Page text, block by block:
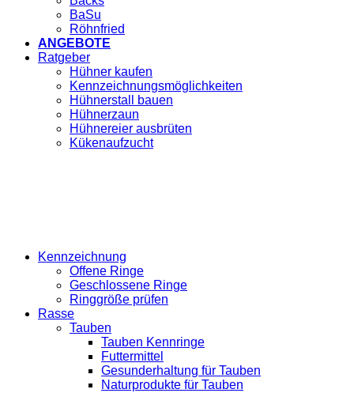
BaSu
Röhnfried
ANGEBOTE
Ratgeber
Hühner kaufen
Kennzeichnungsmöglichkeiten
Hühnerstall bauen
Hühnerzaun
Hühnereier ausbrüten
Kükenaufzucht
Kennzeichnung
Offene Ringe
Geschlossene Ringe
Ringgröße prüfen
Rasse
Tauben
Tauben Kennringe
Futtermittel
Gesunderhaltung für Tauben
Naturprodukte für Tauben